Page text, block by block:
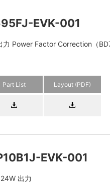
EVK-001
Power Factor Correction（
Part List Layout (PDF)
EVK-001
出力